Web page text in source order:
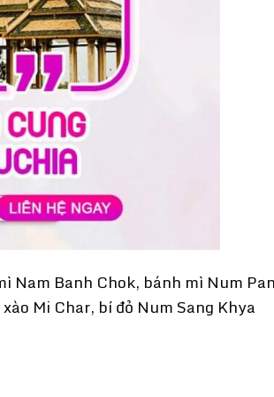
Nam Banh Chok, bánh mì Num
Mi Char, bí đỏ Num Sang Khya